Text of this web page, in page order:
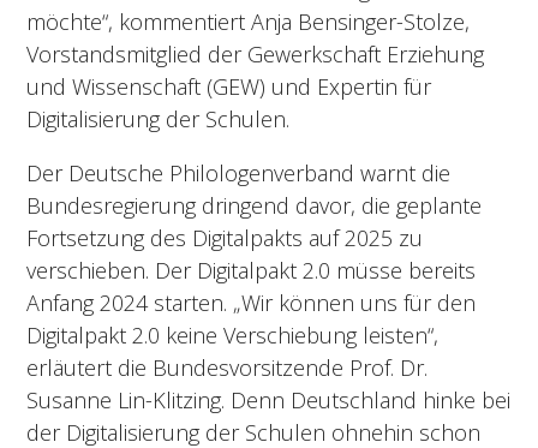
möchte“, kommentiert Anja Bensinger-Stolze,
Vorstandsmitglied der Gewerkschaft Erziehung
und Wissenschaft (GEW) und Expertin für
Digitalisierung der Schulen.
Der Deutsche Philologenverband warnt die
Bundesregierung dringend davor, die geplante
Fortsetzung des Digitalpakts auf 2025 zu
verschieben. Der Digitalpakt 2.0 müsse bereits
Anfang 2024 starten. „Wir können uns für den
Digitalpakt 2.0 keine Verschiebung leisten“,
erläutert die Bundesvorsitzende Prof. Dr.
Susanne Lin-Klitzing. Denn Deutschland hinke bei
der Digitalisierung der Schulen ohnehin schon